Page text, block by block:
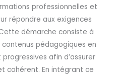
professionnelles et
répondre aux exigences
démarche consiste à
pédagogiques en
afin d’assurer
cohérent. En intégrant ce